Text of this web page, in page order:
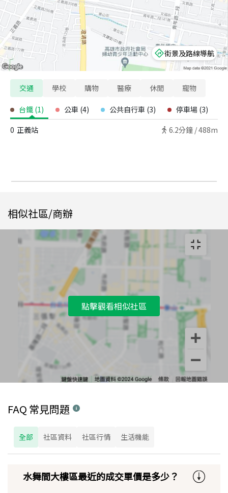
街景及路線導航
交通 學校 購物 醫療 休閒 寵物
台鐵 (1) 公車 (4) 公共自行車 (3) 停車場 (3)
0 正義站 6.2分鐘 /488m
相似社區/商辦
點擊觀看相似社區
FAQ 常見問題
全部 社區資料 社區行情 生活機能
水舞間大樓區最近的成交單價是多少？